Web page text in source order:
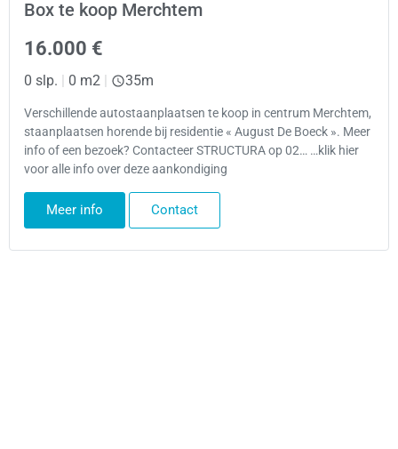
Box te koop Merchtem
16.000 €
0 slp. | 0 m2 | 35m
Verschillende autostaanplaatsen te koop in centrum Merchtem,
staanplaatsen horende bij residentie « August De Boeck ». Meer
info of een bezoek? Contacteer STRUCTURA op 02… …klik hier
voor alle info over deze aankondiging
Meer info Contact